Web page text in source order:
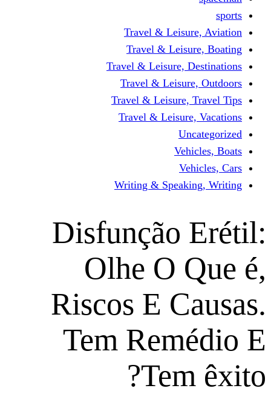
Travel &
Travel &
Travel & Leisure,
Travel &
Travel & Leisure,
Travel &
Writing &
Disfunção
Olhe O
Riscos E
Tem